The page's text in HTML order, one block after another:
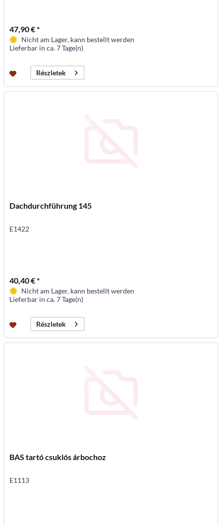
47,90 € *
Nicht am Lager, kann bestellt werden
Lieferbar in ca. 7 Tage(n)
Részletek
Dachdurchführung 145
E1422
40,40 € *
Nicht am Lager, kann bestellt werden
Lieferbar in ca. 7 Tage(n)
Részletek
BAS tartó csuklós árbochoz
E1113